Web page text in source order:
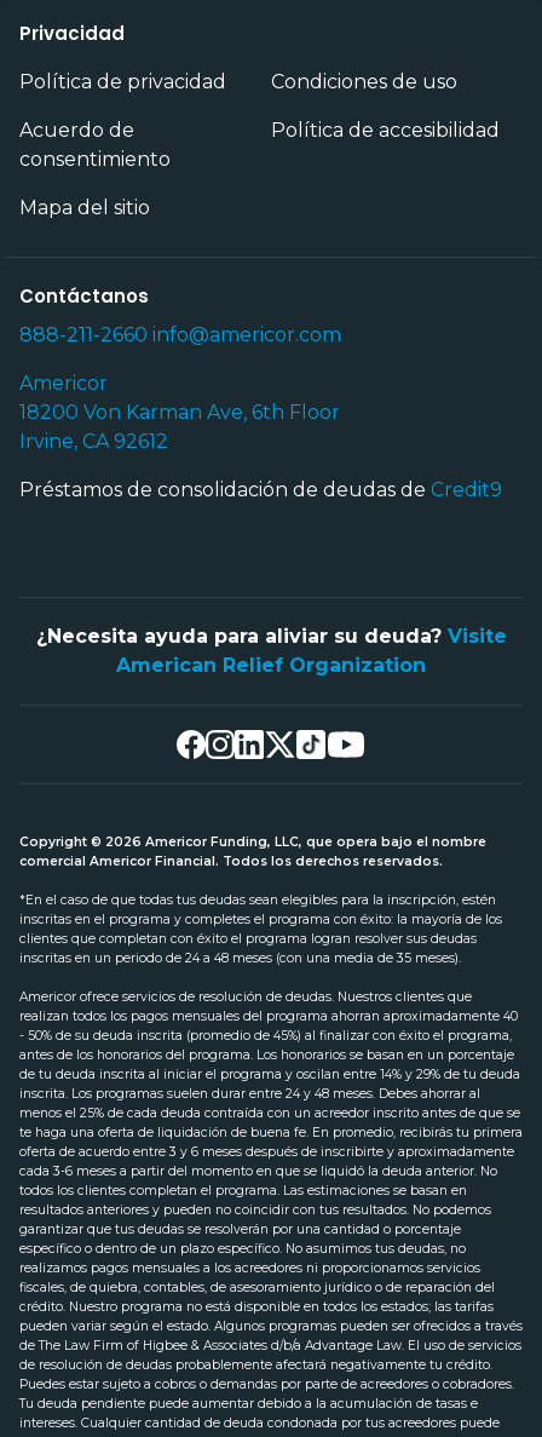
Privacidad
Política de privacidad Condiciones de uso
Acuerdo de
consentimiento
Política de accesibilidad
Mapa del sitio
Contáctanos
888-211-2660 info@americor.com
Americor
18200 Von Karman Ave, 6th Floor
Irvine, CA 92612
Préstamos de consolidación de deudas de Credit9
¿Necesita ayuda para aliviar su deuda? Visite
American Relief Organization
Copyright © 2026 Americor Funding, LLC, que opera bajo el nombre
comercial Americor Financial. Todos los derechos reservados.
*En el caso de que todas tus deudas sean elegibles para la inscripción, estén
inscritas en el programa y completes el programa con éxito: la mayoría de los
clientes que completan con éxito el programa logran resolver sus deudas
inscritas en un periodo de 24 a 48 meses (con una media de 35 meses).
Americor ofrece servicios de resolución de deudas. Nuestros clientes que
realizan todos los pagos mensuales del programa ahorran aproximadamente 40
- 50% de su deuda inscrita (promedio de 45%) al finalizar con éxito el programa,
antes de los honorarios del programa. Los honorarios se basan en un porcentaje
de tu deuda inscrita al iniciar el programa y oscilan entre 14% y 29% de tu deuda
inscrita. Los programas suelen durar entre 24 y 48 meses. Debes ahorrar al
menos el 25% de cada deuda contraída con un acreedor inscrito antes de que se
te haga una oferta de liquidación de buena fe. En promedio, recibirás tu primera
oferta de acuerdo entre 3 y 6 meses después de inscribirte y aproximadamente
cada 3-6 meses a partir del momento en que se liquidó la deuda anterior. No
todos los clientes completan el programa. Las estimaciones se basan en
resultados anteriores y pueden no coincidir con tus resultados. No podemos
garantizar que tus deudas se resolverán por una cantidad o porcentaje
específico o dentro de un plazo específico. No asumimos tus deudas, no
realizamos pagos mensuales a los acreedores ni proporcionamos servicios
fiscales, de quiebra, contables, de asesoramiento jurídico o de reparación del
crédito. Nuestro programa no está disponible en todos los estados; las tarifas
pueden variar según el estado. Algunos programas pueden ser ofrecidos a través
de The Law Firm of Higbee & Associates d/b/a Advantage Law. El uso de servicios
de resolución de deudas probablemente afectará negativamente tu crédito.
Puedes estar sujeto a cobros o demandas por parte de acreedores o cobradores.
Tu deuda pendiente puede aumentar debido a la acumulación de tasas e
intereses. Cualquier cantidad de deuda condonada por tus acreedores puede